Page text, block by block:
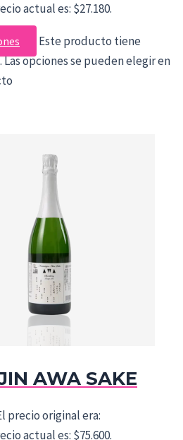
actual es: $27.180.
Este producto tiene
opciones se pueden elegir en
AWA SAKE
precio original era:
actual es: $75.600.